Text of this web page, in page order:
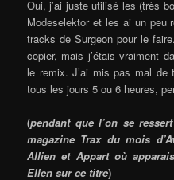
Oui, j’ai juste utilisé les (très
Modeselektor et les ai un peu
tracks de Surgeon pour le
copier, mais j’étais vraiment
le remix. J’ai mis pas mal de
tous les jours 5 ou 6 heures,
(pendant que l’on se
magazine Trax du mois
Allien et Appart où
Ellen sur ce titre)